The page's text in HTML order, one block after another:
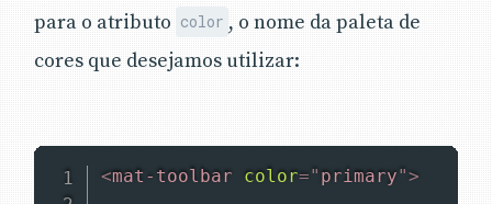
para o atributo color , o nome da paleta de
cores que desejamos utilizar:
<mat-toolbar color=" primary">